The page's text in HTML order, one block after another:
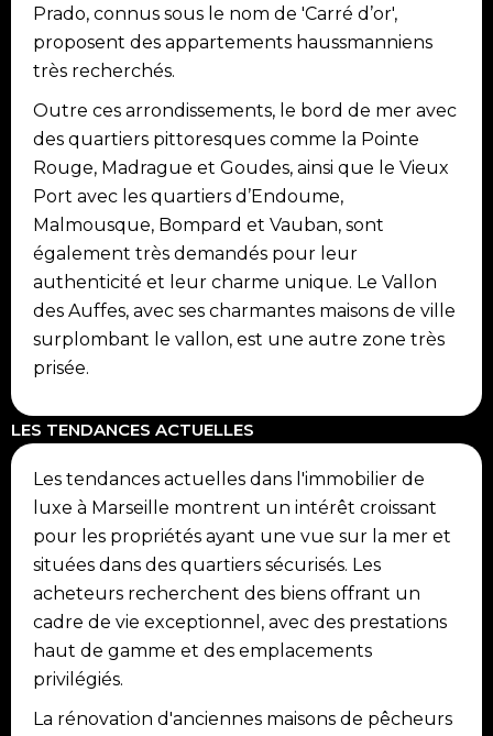
Prado, connus sous le nom de 'Carré d’or',
proposent des appartements haussmanniens
très recherchés.
Outre ces arrondissements, le bord de mer avec
des quartiers pittoresques comme la Pointe
Rouge, Madrague et Goudes, ainsi que le Vieux
Port avec les quartiers d’Endoume,
Malmousque, Bompard et Vauban, sont
également très demandés pour leur
authenticité et leur charme unique. Le Vallon
des Auffes, avec ses charmantes maisons de ville
surplombant le vallon, est une autre zone très
prisée.
LES TENDANCES ACTUELLES
Les tendances actuelles dans l'immobilier de
luxe à Marseille montrent un intérêt croissant
pour les propriétés ayant une vue sur la mer et
situées dans des quartiers sécurisés. Les
acheteurs recherchent des biens offrant un
cadre de vie exceptionnel, avec des prestations
haut de gamme et des emplacements
privilégiés.
La rénovation d'anciennes maisons de pêcheurs